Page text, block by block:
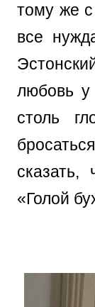
тому же
все
любовь у
столь
«Голой